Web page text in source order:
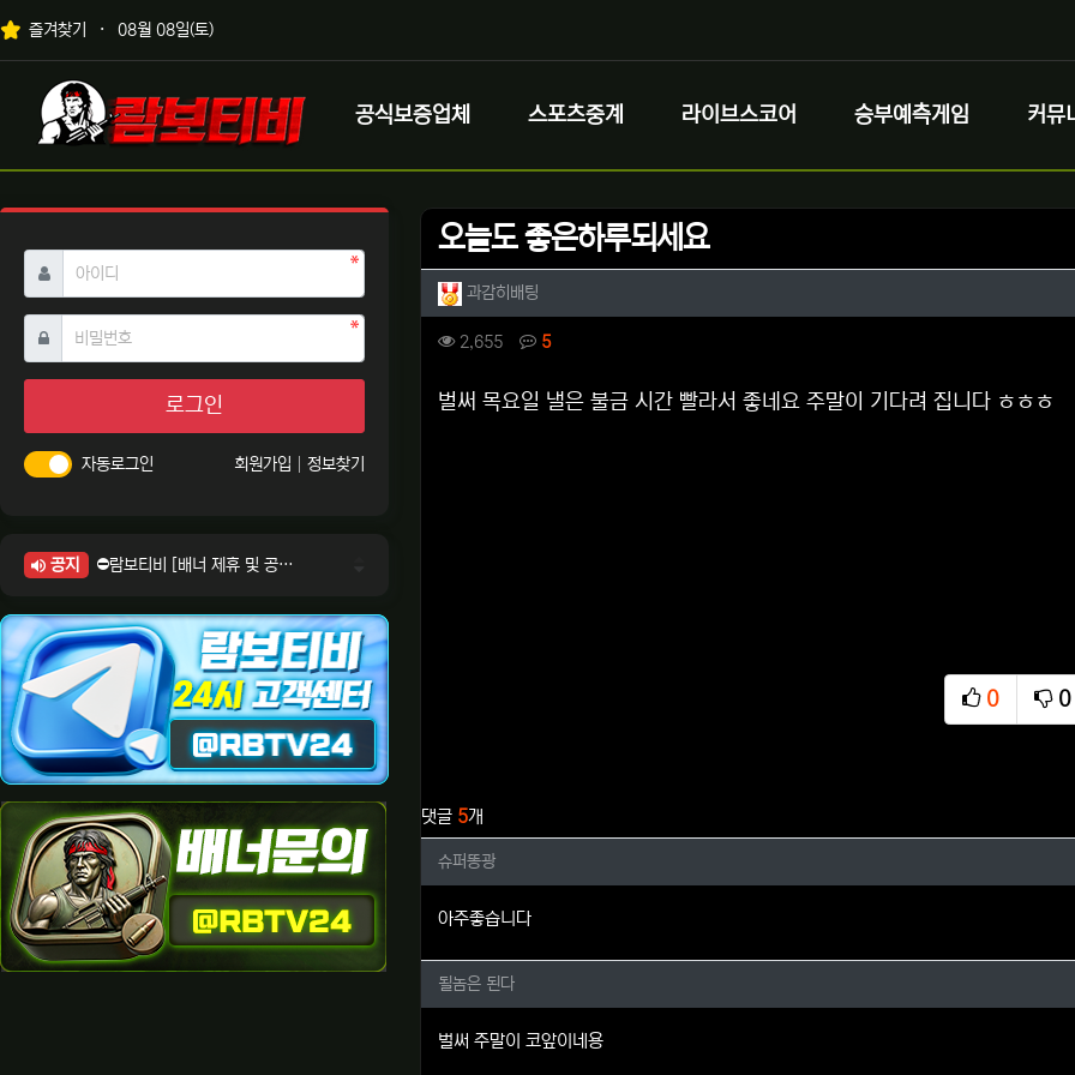
상단 네비
즐겨찾기 08월 08일(토)
메인 메뉴
로고
공식보증업체 스포츠중계 라이브스코어 승부예측게임 커뮤
오늘도 좋은하루되세요
작성자 정보
과감히배팅
컨텐츠 정보
2,655조회 5댓글
본문
벌써 목요일 낼은 불금 시간 빨라서 좋네요 주말이 기다려 집니다 ㅎㅎㅎ
0
추천
0
비
댓글 5개
슈퍼똥광님의 댓글
슈퍼똥광
아주좋습니다
될놈은 된다님의 댓글
될놈은 된다
벌써 주말이 코앞이네용
아이디 필수
비밀번호필수
로그인
자동로그인 회원가입 정보찾기
공지
⛔람보티비 [배너 제휴 및 공식 입점 문의 안내]
⛔람보티비 [정회원 등급UP! 안내사항]
⛔람보티비 [채팅방 이용시 주의사항]
⛔람보티비 [공식보증업체 안내]